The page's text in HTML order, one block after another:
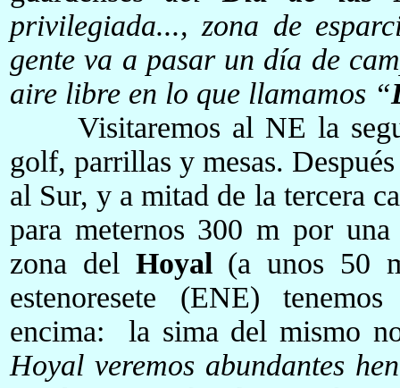
privilegiada..., zona de
gente va a pasar un día de
aire libre en lo que llamamos “
Visitaremos al NE la
golf, parrillas y mesas.
al Sur, y a mitad de la tercera
para meternos 300 m por
zona del Hoyal(a unos 50
estenoresete (ENE)
encima: la sima del mismo
Hoyal veremos abundantes